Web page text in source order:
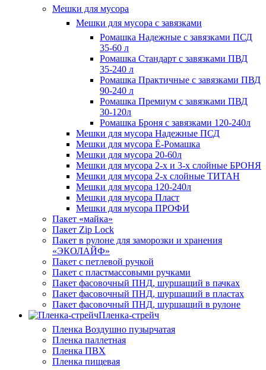
Мешки для мусора
Мешки для мусора с завязками
Ромашка Надежные с завязками ПСД
35-60 л
Ромашка Стандарт с завязками ПВД
35-240 л
Ромашка Практичные с завязками ПВД
90-240 л
Ромашка Премиум с завязками ПВД
30-120л
Ромашка Броня с завязками 120-240л
Мешки для мусора Надежные ПСД
Мешки для мусора Ё-Ромашка
Мешки для мусора 20-60л
Мешки для мусора 2-х и 3-х слойные БРОНЯ
Мешки для мусора 2-х слойные ТИТАН
Мешки для мусора 120-240л
Мешки для мусора Пласт
Мешки для мусора ПРОФИ
Пакет «майка»
Пакет Zip Lock
Пакет в рулоне для заморозки и хранения
«ЭКОЛАЙФ»
Пакет с петлевой ручкой
Пакет с пластмассовыми ручками
Пакет фасовочный ПНД, шуршащий в пачках
Пакет фасовочный ПНД, шуршащий в пластах
Пакет фасовочный ПНД, шуршащий в рулоне
Пленка-стрейч
Пленка Воздушно пузырчатая
Пленка паллетная
Пленка ПВХ
Пленка пищевая